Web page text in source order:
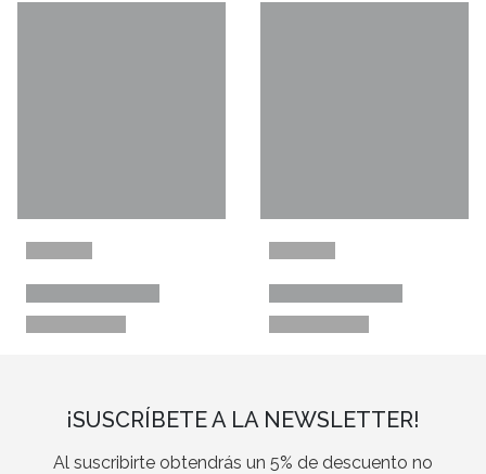
¡SUSCRÍBETE A LA NEWSLETTER!
Al suscribirte obtendrás un 5% de descuento no